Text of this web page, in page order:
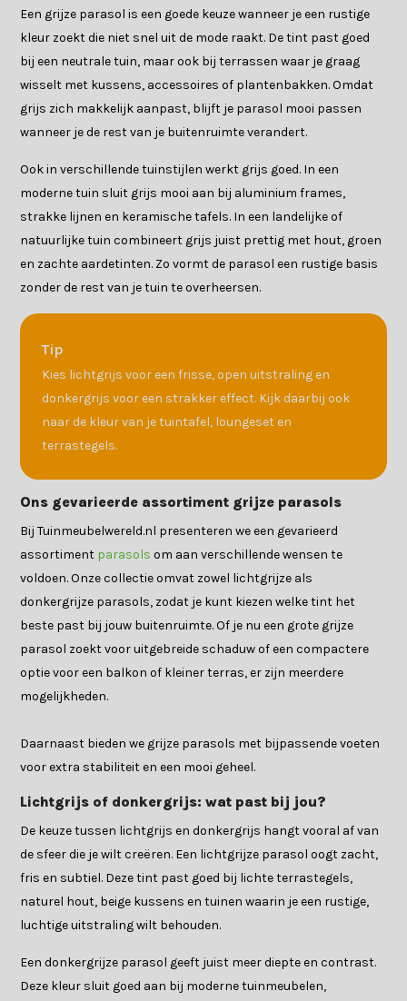
Een grijze parasol is een goede keuze wanneer je een rustige
kleur zoekt die niet snel uit de mode raakt. De tint past goed
bij een neutrale tuin, maar ook bij terrassen waar je graag
wisselt met kussens, accessoires of plantenbakken. Omdat
grijs zich makkelijk aanpast, blijft je parasol mooi passen
wanneer je de rest van je buitenruimte verandert.
Ook in verschillende tuinstijlen werkt grijs goed. In een
moderne tuin sluit grijs mooi aan bij aluminium frames,
strakke lijnen en keramische tafels. In een landelijke of
natuurlijke tuin combineert grijs juist prettig met hout, groen
en zachte aardetinten. Zo vormt de parasol een rustige basis
zonder de rest van je tuin te overheersen.
Tip
Kies lichtgrijs voor een frisse, open uitstraling en
donkergrijs voor een strakker effect. Kijk daarbij ook
naar de kleur van je tuintafel, loungeset en
terrastegels.
Ons gevarieerde assortiment grijze parasols
Bij Tuinmeubelwereld.nl presenteren we een gevarieerd
assortiment parasols om aan verschillende wensen te
voldoen. Onze collectie omvat zowel lichtgrijze als
donkergrijze parasols, zodat je kunt kiezen welke tint het
beste past bij jouw buitenruimte. Of je nu een grote grijze
parasol zoekt voor uitgebreide schaduw of een compactere
optie voor een balkon of kleiner terras, er zijn meerdere
mogelijkheden.
Daarnaast bieden we grijze parasols met bijpassende voeten
voor extra stabiliteit en een mooi geheel.
Lichtgrijs of donkergrijs: wat past bij jou?
De keuze tussen lichtgrijs en donkergrijs hangt vooral af van
de sfeer die je wilt creëren. Een lichtgrijze parasol oogt zacht,
fris en subtiel. Deze tint past goed bij lichte terrastegels,
naturel hout, beige kussens en tuinen waarin je een rustige,
luchtige uitstraling wilt behouden.
Een donkergrijze parasol geeft juist meer diepte en contrast.
Deze kleur sluit goed aan bij moderne tuinmeubelen,